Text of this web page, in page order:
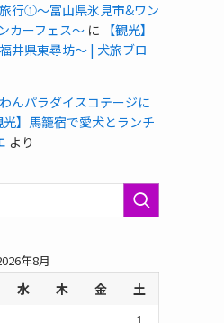
旅行①〜富山県氷見市&ワン
カーフェス〜 に
【観光】
井県東尋坊〜 | 犬旅ブロ
んパラダイスコテージに
光】馬籠宿で愛犬とランチ
より
年8月
水 木 金 土
1